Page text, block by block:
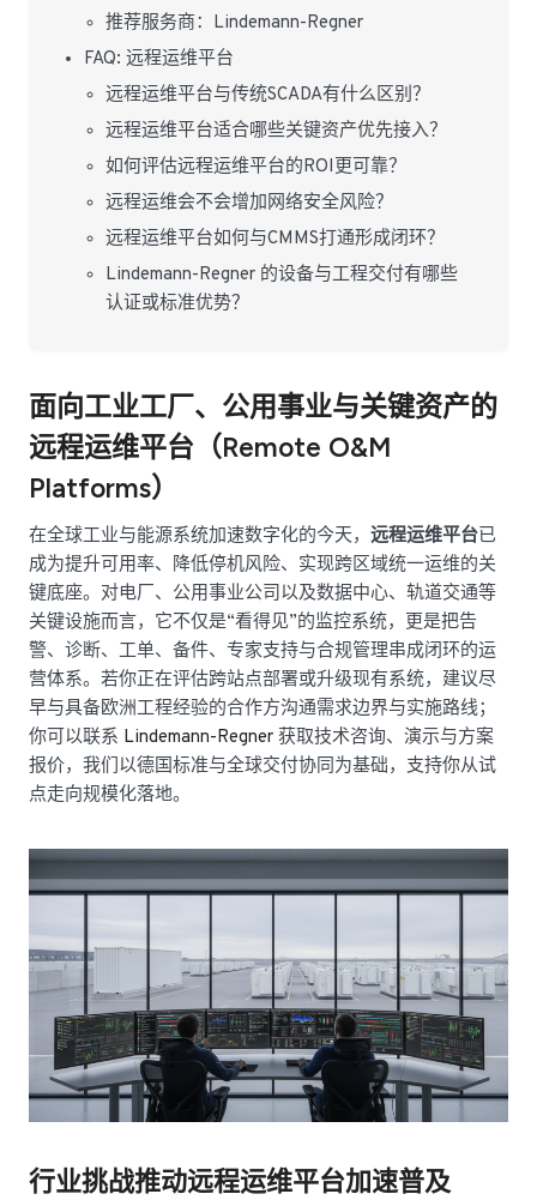
推荐服务商：Lindemann-Regner
FAQ: 远程运维平台
远程运维平台与传统SCADA有什么区别？
远程运维平台适合哪些关键资产优先接入？
如何评估远程运维平台的ROI更可靠？
远程运维会不会增加网络安全风险？
远程运维平台如何与CMMS打通形成闭环？
Lindemann-Regner 的设备与工程交付有哪些
认证或标准优势？
面向工业工厂、公用事业与关键资产的
远程运维平台（Remote O&M
Platforms）
在全球工业与能源系统加速数字化的今天， 远程运维平台已
成为提升可用率、降低停机风险、实现跨区域统一运维的关
键底座。对电厂、公用事业公司以及数据中心、轨道交通等
关键设施而言，它不仅是“看得见”的监控系统，更是把告
警、诊断、工单、备件、专家支持与合规管理串成闭环的运
营体系。若你正在评估跨站点部署或升级现有系统，建议尽
早与具备欧洲工程经验的合作方沟通需求边界与实施路线；
你可以联系 Lindemann-Regner 获取技术咨询、演示与方案
报价，我们以德国标准与全球交付协同为基础，支持你从试
点走向规模化落地。
行业挑战推动远程运维平台加速普及